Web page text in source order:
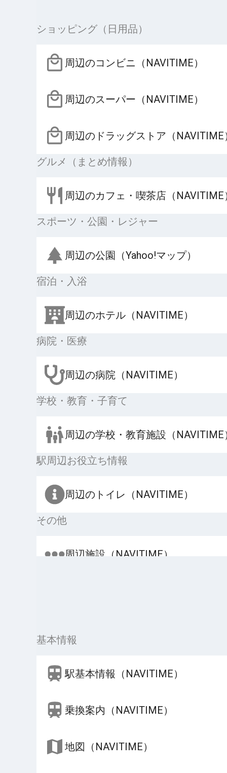
ショッピング（日用品）
周辺のコンビニ（NAVITIME）
周辺のスーパー（NAVITIME）
周辺のドラッグストア（NAVITIME
グルメ（まとめ情報）
周辺のカフェ・喫茶店（NAVITIME
スポーツ・公園・レジャー
周辺の公園（Yahoo!マップ）
宿泊・入浴
周辺のホテル（NAVITIME）
病院・医療
周辺の病院（NAVITIME）
学校・教育・子育て
周辺の学校・教育施設（NAVITIME
駅周辺お役立ち情報
周辺のトイレ（NAVITIME）
その他
周辺施設（NAVITIME）
基本情報
駅基本情報（NAVITIME）
乗換案内（NAVITIME）
地図（NAVITIME）